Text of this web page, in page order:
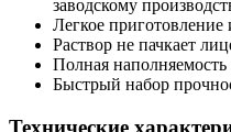
заводскому
Легкое приготовление
Раствор не пачкает
Полная
Быстрый набор
Технические